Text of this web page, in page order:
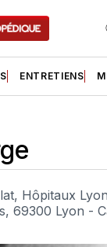
ENTRETIENS
Hôpitaux
69300 Lyon -